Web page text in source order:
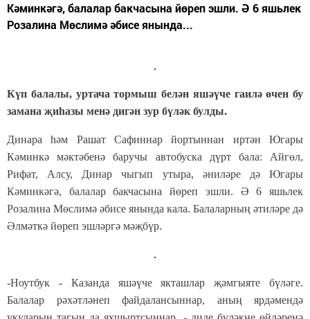
Кәминкәгә, балалар бакчасына йөреп эшли. Ә 6 яшьлек
Розалина Мөслимә әбисе янында...
Күп балалы, уртача тормыш белән яшәүче гаилә өчен бу
замана җиһазы менә дигән зур бүләк булды.
Динара һәм Рашат Сафиннар йортыннан иртән Югары
Кәминкә мәктәбенә баручы автобуска дүрт бала: Айгөл,
Рифат, Алсу, Динар чыгып утыра, әниләре дә Югары
Кәминкәгә, балалар бакчасына йөреп эшли. Ә 6 яшьлек
Розалина Мөслимә әбисе янында кала. Балаларның әтиләре дә
Әлмәткә йөреп эшләргә мәҗбүр.
-Ноутбук - Казанда яшәүче якташлар җәмгыяте бүләге.
Балалар рәхәтләнеп файдалансыннар, аның ярдәмендә